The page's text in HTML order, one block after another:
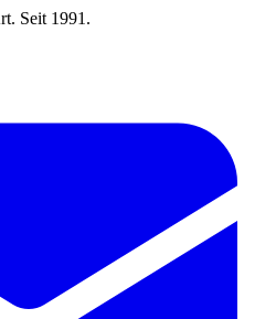
Seit 1991.